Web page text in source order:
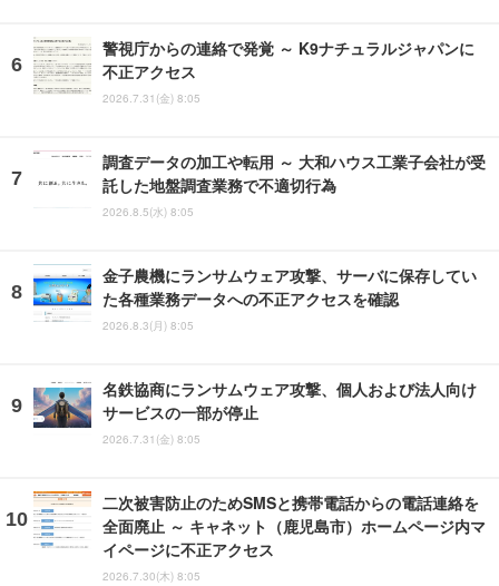
警視庁からの連絡で発覚 ～ K9ナチュラルジャパンに
不正アクセス
2026.7.31(金) 8:05
調査データの加工や転用 ～ 大和ハウス工業子会社が受
託した地盤調査業務で不適切行為
2026.8.5(水) 8:05
金子農機にランサムウェア攻撃、サーバに保存してい
た各種業務データへの不正アクセスを確認
2026.8.3(月) 8:05
名鉄協商にランサムウェア攻撃、個人および法人向け
サービスの一部が停止
2026.7.31(金) 8:05
二次被害防止のためSMSと携帯電話からの電話連絡を
全面廃止 ～ キャネット（鹿児島市）ホームページ内マ
イページに不正アクセス
2026.7.30(木) 8:05